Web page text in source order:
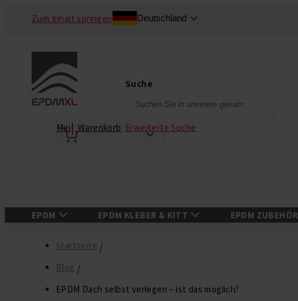
Zum Inhalt springen Deutschland
Mein Warenkorb
Suche
Erweiterte Suche
EPDM EPDM KLEBER & KITT EPDM ZUBEHÖR
Startseite
Blog
EPDM Dach selbst verlegen – ist das möglich?